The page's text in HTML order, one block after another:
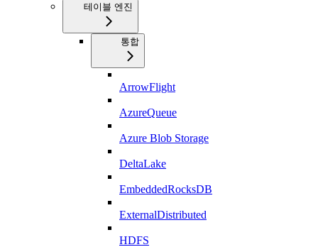
테이블 엔진
통합
ArrowFlight
AzureQueue
Azure Blob Storage
DeltaLake
EmbeddedRocksDB
ExternalDistributed
HDFS